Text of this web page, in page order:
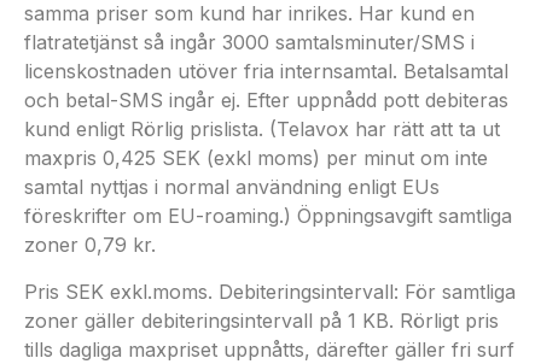
samma priser som kund har inrikes. Har kund en
flatratetjänst så ingår 3000 samtalsminuter/SMS i
licenskostnaden utöver fria internsamtal. Betalsamtal
och betal-SMS ingår ej. Efter uppnådd pott debiteras
kund enligt Rörlig prislista. (Telavox har rätt att ta ut
maxpris 0,425 SEK (exkl moms) per minut om inte
samtal nyttjas i normal användning enligt EUs
föreskrifter om EU-roaming.) Öppningsavgift samtliga
zoner 0,79 kr.
Pris SEK exkl.moms. Debiteringsintervall: För samtliga
zoner gäller debiteringsintervall på 1 KB. Rörligt pris
tills dagliga maxpriset uppnåtts, därefter gäller fri surf